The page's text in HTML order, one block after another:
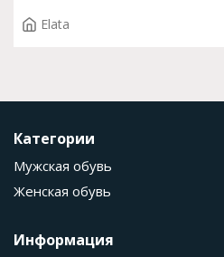
Elata
Категории
Мужская обувь
Женская обувь
Информация